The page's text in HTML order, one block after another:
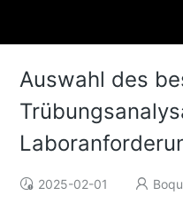
Auswahl des
2025-02-01